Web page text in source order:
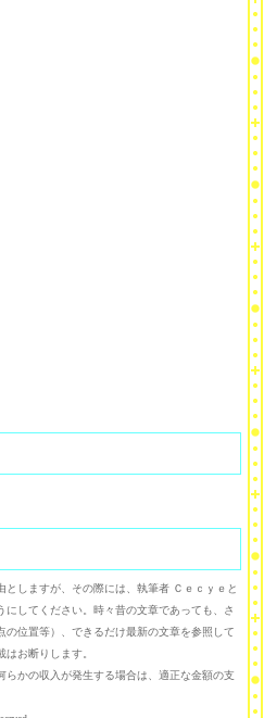
しますが、その際には、執筆者 Ｃｅｃｙｅと
してください。時々昔の文章であっても、さ
の位置等）、できるだけ最新の文章を参照して
お断りします。
かの収入が発生する場合は、適正な金額の支